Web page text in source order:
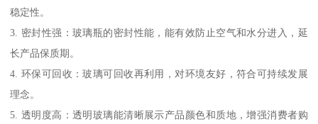
稳定性。
3. 密封性强：玻璃瓶的密封性能，能有效防止空气和水分进入，延
长产品保质期。
4. 环保可回收：玻璃可回收再利用，对环境友好，符合可持续发展
理念。
5. 透明度高：透明玻璃能清晰展示产品颜色和质地，增强消费者购